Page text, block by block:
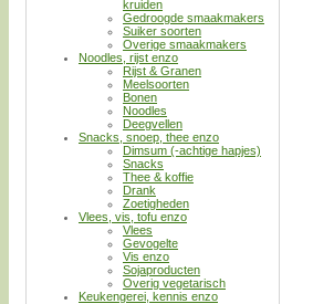
kruiden
Gedroogde smaakmakers
Suiker soorten
Overige smaakmakers
Noodles, rijst enzo
Rijst & Granen
Meelsoorten
Bonen
Noodles
Deegvellen
Snacks, snoep, thee enzo
Dimsum (-achtige hapjes)
Snacks
Thee & koffie
Drank
Zoetigheden
Vlees, vis, tofu enzo
Vlees
Gevogelte
Vis enzo
Sojaproducten
Overig vegetarisch
Keukengerei, kennis enzo